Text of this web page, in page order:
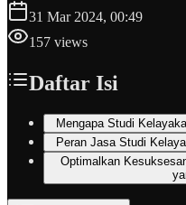
31 Mar 2024, 00:49
157 views
Daftar Isi
Mengapa Studi
Peran Jasa Studi
Optimalkan